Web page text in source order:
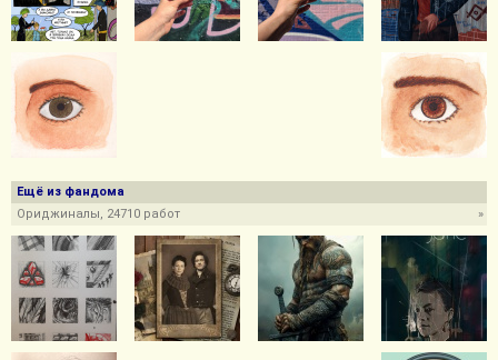
Ещё из фандома
»
Ориджиналы, 24710 работ